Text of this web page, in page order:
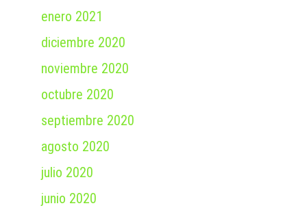
enero 2021
diciembre 2020
noviembre 2020
octubre 2020
septiembre 2020
agosto 2020
julio 2020
junio 2020